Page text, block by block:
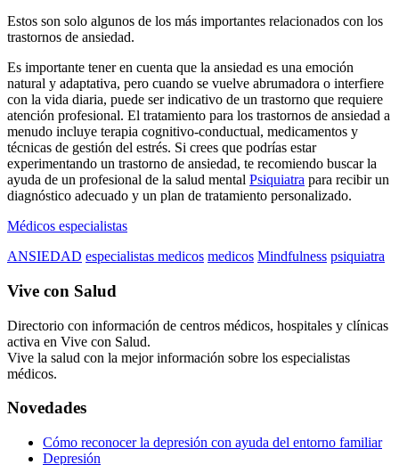
Estos son solo algunos de los más importantes relacionados con los
trastornos de ansiedad.
Es importante tener en cuenta que la ansiedad es una emoción
natural y adaptativa, pero cuando se vuelve abrumadora o interfiere
con la vida diaria, puede ser indicativo de un trastorno que requiere
atención profesional. El tratamiento para los trastornos de ansiedad a
menudo incluye terapia cognitivo-conductual, medicamentos y
técnicas de gestión del estrés. Si crees que podrías estar
experimentando un trastorno de ansiedad, te recomiendo buscar la
ayuda de un profesional de la salud mental Psiquiatra para recibir un
diagnóstico adecuado y un plan de tratamiento personalizado.
Médicos especialistas
ANSIEDAD especialistas medicos medicos Mindfulness psiquiatra
Vive con Salud
Directorio con información de centros médicos, hospitales y clínicas
activa en Vive con Salud.
Vive la salud con la mejor información sobre los especialistas
médicos.
Novedades
Cómo reconocer la depresión con ayuda del entorno familiar
Depresión